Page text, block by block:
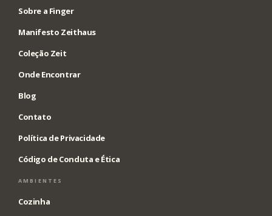
Sobre a Finger
Manifesto Zeithaus
Coleção Zeit
Onde Encontrar
Blog
Contato
Política de Privacidade
Código de Conduta e Ética
AMBIENTES
Cozinha